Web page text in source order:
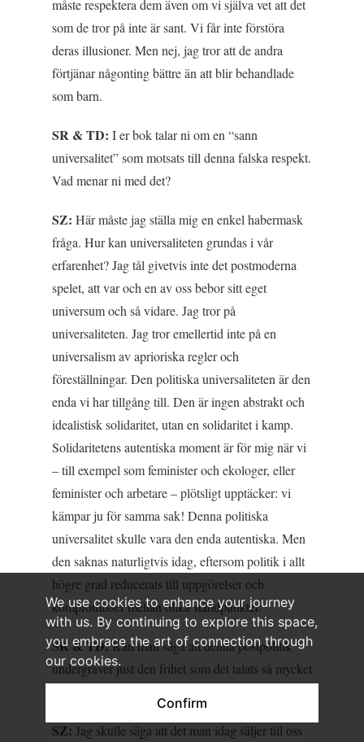
We use cookies to enhance your journey
with us. By continuing to explore this space,
you embrace the art of connection through
our cookies.
Confirm
måste respektera dem även om vi själva vet att det
som de tror på inte är sant. Vi får inte förstöra
deras illusioner. Men nej, jag tror att de andra
förtjänar någonting bättre än att blir behandlade
som barn.
SR & TD: I er bok talar ni om en “sann
universalitet” som motsats till denna falska respekt.
Vad menar ni med det?
SZ: Här måste jag ställa mig en enkel habermask
fråga. Hur kan universaliteten grundas i vår
erfarenhet? Jag tål givetvis inte det postmoderna
spelet, att var och en av oss bebor sitt eget
universum och så vidare. Jag tror på
universaliteten. Jag tror emellertid inte på en
universalism av aprioriska regler och
föreställningar. Den politiska universaliteten är den
enda vi har tillgång till. Den är ingen abstrakt och
idealistisk solidaritet, utan en solidaritet i kamp.
Solidaritetens autentiska moment är för mig när vi
– till exempel som feminister och ekologer, eller
feminister och arbetare – plötsligt upptäcker: vi
kämpar ju för samma sak! Denna politiska
universalitet skulle vara den enda autentiska. Men
den saknas naturligtvis idag, eftersom politik i allt
högre grad reducerats till uppgörelser och
kompromisser mellan olika ståndpunkter.
SR & TD:Kan man säga att denna postpolitik
undergräver just den frihet som det talats så mycket
SZ: Jag skulle säga att det man idag säljer till oss